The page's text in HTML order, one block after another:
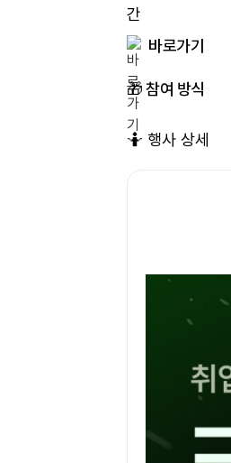
간
바로가기
🎁 참여 방식
🤷 행사 상세